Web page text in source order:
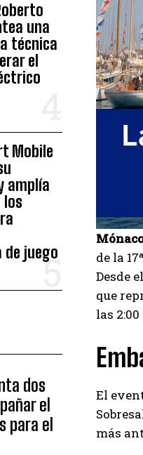
una
técnica
el
Mobile
amplía
los
de juego
dos
el
para el
de la 17ª
Desde
que
las 2:00
El
más